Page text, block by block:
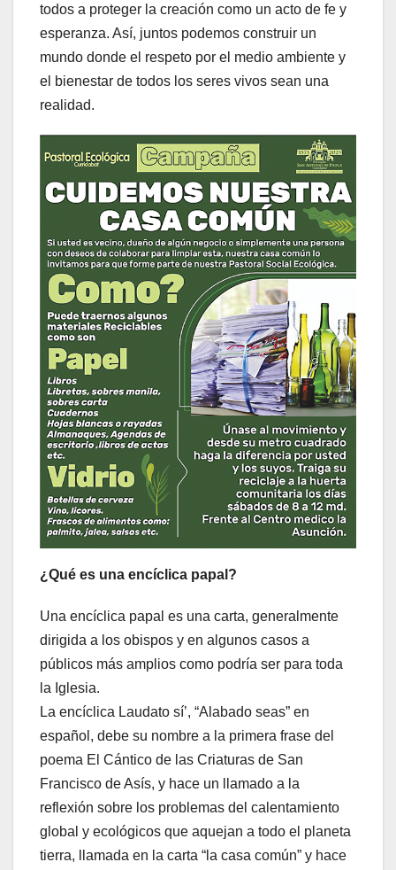
todos a proteger la creación como un acto de fe y
esperanza. Así, juntos podemos construir un
mundo donde el respeto por el medio ambiente y
el bienestar de todos los seres vivos sean una
realidad.
¿Qué es una encíclica papal?
Una encíclica papal es una carta, generalmente
dirigida a los obispos y en algunos casos a
públicos más amplios como podría ser para toda
la Iglesia.
La encíclica Laudato sí’, “Alabado seas” en
español, debe su nombre a la primera frase del
poema El Cántico de las Criaturas de San
Francisco de Asís, y hace un llamado a la
reflexión sobre los problemas del calentamiento
global y ecológicos que aquejan a todo el planeta
tierra, llamada en la carta “la casa común” y hace